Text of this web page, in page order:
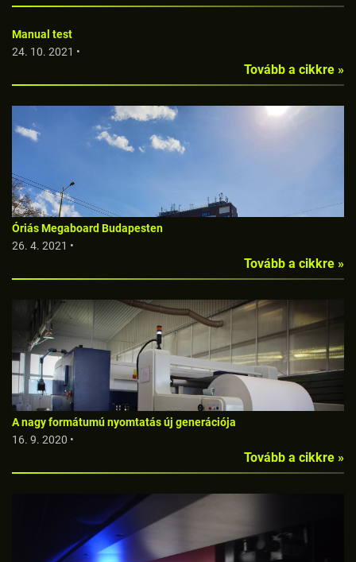
Manual test
24. 10. 2021 •
Tovább a cikkre »
Óriás Megaboard Budapesten
26. 4. 2021 •
Tovább a cikkre »
A nagy formátumú nyomtatás új generációja
16. 9. 2020 •
Tovább a cikkre »